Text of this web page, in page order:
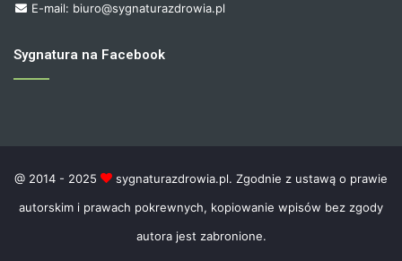
E-mail: biuro@sygnaturazdrowia.pl
Sygnatura na Facebook
@ 2014 - 2025
sygnaturazdrowia.pl. Zgodnie z ustawą o prawie
autorskim i prawach pokrewnych, kopiowanie wpisów bez zgody
autora jest zabronione.